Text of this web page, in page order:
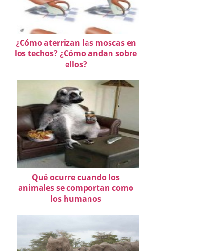
¿Cómo aterrizan las moscas en
los techos? ¿Cómo andan sobre
ellos?
Qué ocurre cuando los
animales se comportan como
los humanos